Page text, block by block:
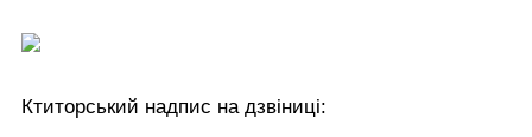
Ктиторський надпис на дзвіниці: